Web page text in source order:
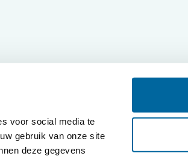
voor social media te
gebruik van onze site
deze gegevens